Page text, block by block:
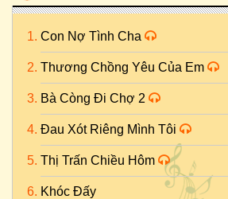
Con Nợ Tình Cha
Thương Chồng Yêu Của Em
Bà Còng Đi Chợ 2
Đau Xót Riêng Mình Tôi
Thị Trấn Chiều Hôm
Khóc Đấy